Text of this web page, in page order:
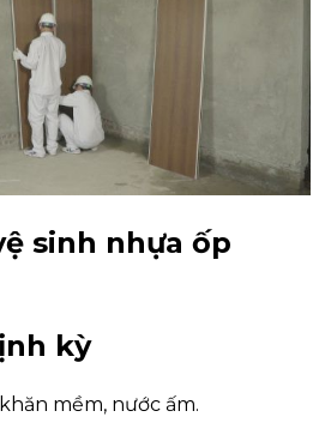
sinh nhựa ốp
kỳ
mềm, nước ấm.